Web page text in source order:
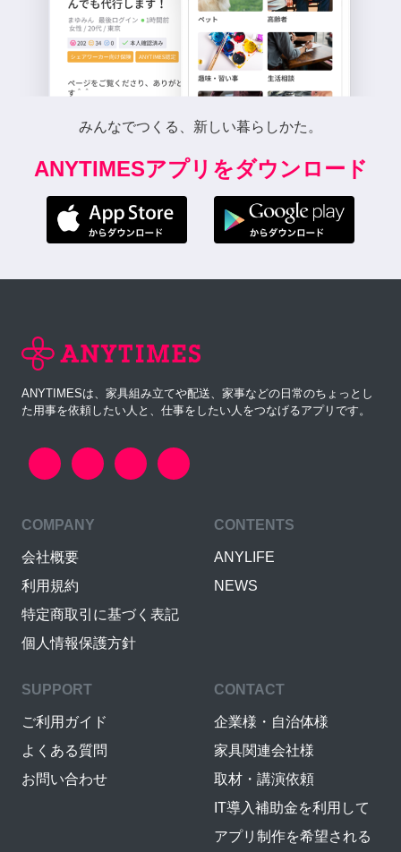
みんなでつくる、新しい暮らしかた。
ANYTIMESアプリをダウンロード
ANYTIMESは、家具組み立てや配送、家事などの日常のちょっとし
た用事を依頼したい人と、仕事をしたい人をつなげるアプリです。
COMPANY
会社概要
利用規約
特定商取引に基づく表記
個人情報保護方針
CONTENTS
ANYLIFE
NEWS
SUPPORT
ご利用ガイド
よくある質問
お問い合わせ
CONTACT
企業様・自治体様
家具関連会社様
取材・講演依頼
IT導入補助金を利用して
アプリ制作を希望される